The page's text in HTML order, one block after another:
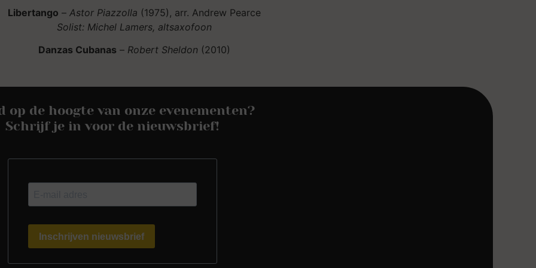
Libertango – Astor Piazzolla (1975), arr. Andrew Pearce
Solist: Michel Lamers, altsaxofoon
Danzas Cubanas – Robert Sheldon (2010)
op de hoogte van onze evenementen?
Schrijf je in voor de nieuwsbrief!
Inschrijven nieuwsbrief